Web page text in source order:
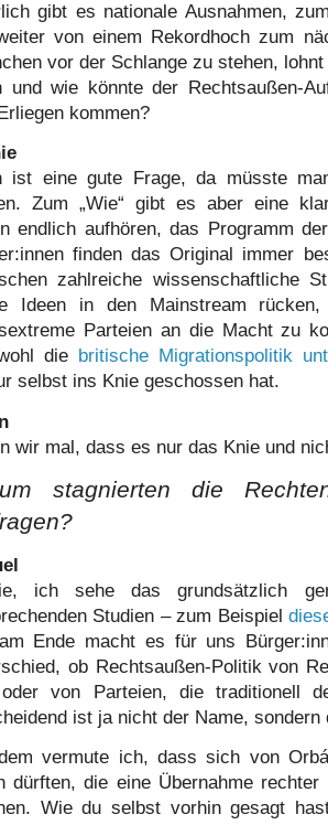
gibt es nationale Ausnahmen,
von einem Rekordhoch zum
vor der Schlange zu stehen,
und wie könnte der Rechtsaußen-
kommen?
ist eine gute Frage, da müsste
Zum „Wie“ gibt es aber eine
endlich aufhören, das Programm
finden das Original immer
zahlreiche wissenschaftliche
Ideen in den Mainstream
Parteien an die Macht zu
die britische Migrationspolitik
selbst ins Knie geschossen hat.
wir mal, dass es nur das Knie und
stagnierten die
ich sehe das grundsätzlich
Studien – zum Beispiel
Ende macht es für uns
ob Rechtsaußen-Politik von
von Parteien, die traditionell
ist ja nicht der Name,
vermute ich, dass sich von
dürften, die eine Übernahme
Wie du selbst vorhin gesagt